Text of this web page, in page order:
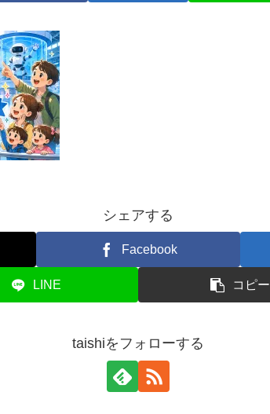
シェアする
Facebook
LINE コピー
taishiをフォローする